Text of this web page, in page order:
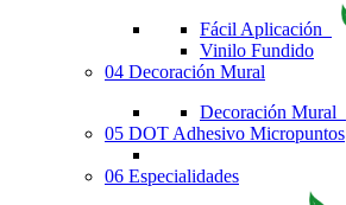
Fácil Aplicación
Vinilo Fundido
04 Decoración Mural
Decoración Mural
05 DOT Adhesivo Micropuntos
06 Especialidades